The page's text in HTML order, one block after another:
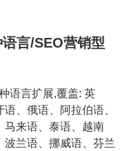
言/SEO营销型
语言扩展,覆盖: 英
、俄语、阿拉伯语、
马来语、泰语、越南
兰语、挪威语、芬兰